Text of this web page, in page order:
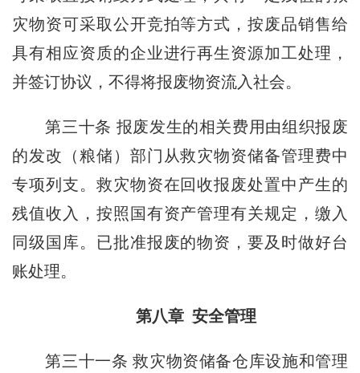
灾物资可采取公开竞拍等方式，按废品销售给
具有相应资质的企业进行再生资源加工处理，
并签订协议，不得将报废物资流入社会。
第三十条 报废发生的相关费用由组织报废
的发改（粮储）部门从救灾物资储备管理费中
专项列支。救灾物资在回收报废处置中产生的
残值收入，按照国有资产管理有关规定，缴入
同级国库。已批准报废的物资，要及时做好台
账处理。
第八章 安全管理
第三十一条 救灾物资储备仓库设施和管理